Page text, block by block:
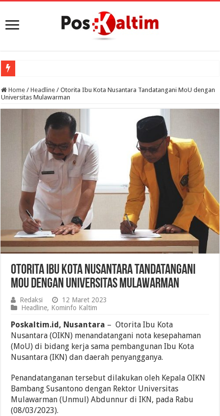
Home / Headline / Otorita Ibu Kota Nusantara Tandatangani MoU dengan
Universitas Mulawarman
Otorita Ibu Kota Nusantara Tandatangani
MoU dengan Universitas Mulawarman
Redaksi
12 Maret 2023
Headline, Kominfo Kaltim
Poskaltim.id, Nusantara – Otorita Ibu Kota
Nusantara (OIKN) menandatangani nota kesepahaman
(MoU) di bidang kerja sama pembangunan Ibu Kota
Nusantara (IKN) dan daerah penyangganya.
Penandatanganan tersebut dilakukan oleh Kepala OIKN
Bambang Susantono dengan Rektor Universitas
Mulawarman (Unmul) Abdunnur di IKN, pada Rabu
(08/03/2023).